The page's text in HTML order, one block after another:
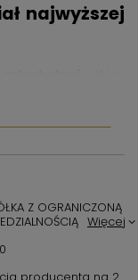
najwyższej
design doskonale
kuchni, zarówno
lata.
Z OGRANICZONĄ
Więcej